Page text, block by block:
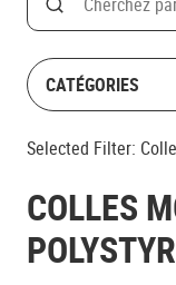
Rechercher
CATÉGORIES
Selected Filter:
COLLES